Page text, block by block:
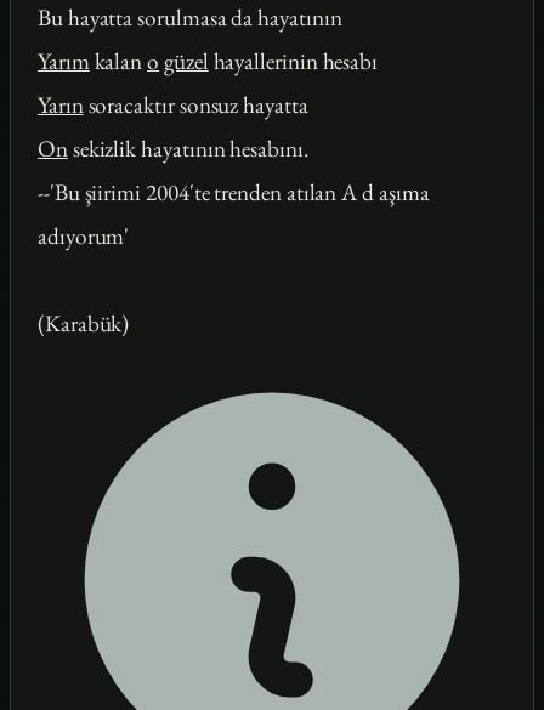
Bu hayatta sorulmasa da hayatının
Yarımkalano güzel hayallerinin hesabı
Yarınsoracaktır sonsuz hayatta
Onsekizlik hayatının hesabını.
--'Bu şiirimi 2004'te trenden atılan A d aşıma
adıyorum'
(Karabük)